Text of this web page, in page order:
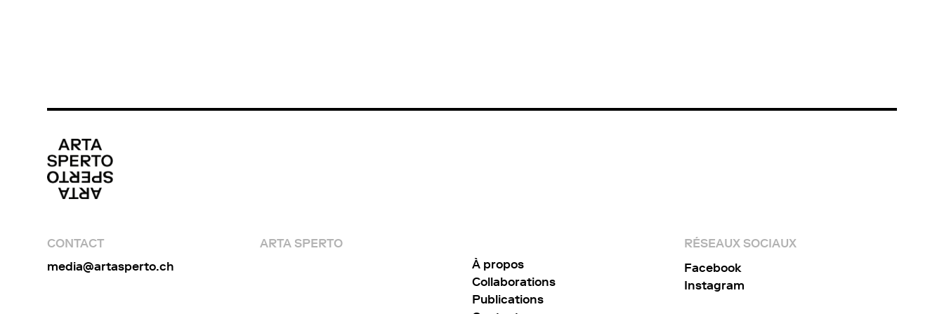
CONTACT
media@artasperto.ch
ARTA SPERTO
À propos
Collaborations
Publications
RÉSEAUX SOCIAUX
Facebook
Instagram